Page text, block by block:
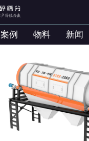
案例 物料 新闻